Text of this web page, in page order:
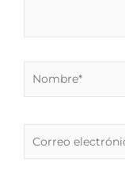
Nombre*
electrónico*